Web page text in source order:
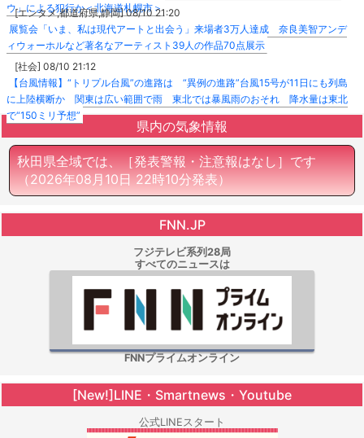
ウ」による犯行か＜北海道札幌市＞
[エンタメ,都道府県,静岡] 08/10 21:20
展覧会「いま、私は現代アートと出会う」来場者3万人達成 奈良美智アンデ
ィウォーホルなど著名なアーティスト39人の作品70点展示
[社会] 08/10 21:12
【台風情報】“トリプル台風”の進路は “異例の進路”台風15号が11日にも列島
に上陸横断か 関東は広い範囲で雨 東北では暴風雨のおそれ 降水量は東北
で“150ミリ予想”
県内の気象情報
秋田県全域では、［発表警報・注意報はなし］です
（2026年08月10日 22時10分発表）
FNN.JP
フジテレビ系列28局
すべてのニュースは
FNNプライムオンライン
[New!]LINE・Smartnews・Youtube
公式LINEスタート